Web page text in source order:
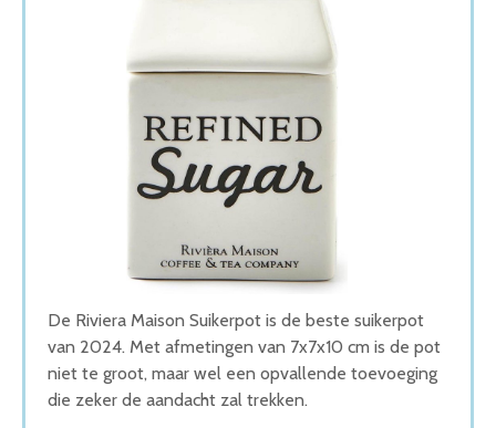
5. Viva Scandinavia Melkkan & Suikerpot
1. Beste Suikerpot van 2026
3. Beste Budget Suikerpot van 2026
4. Stijlvolle Suikerpot
5. Goede Koop Suikerpot
De Riviera Maison Suikerpot is de beste suikerpot
van 2024. Met afmetingen van 7x7x10 cm is de pot
niet te groot, maar wel een opvallende toevoeging
die zeker de aandacht zal trekken.